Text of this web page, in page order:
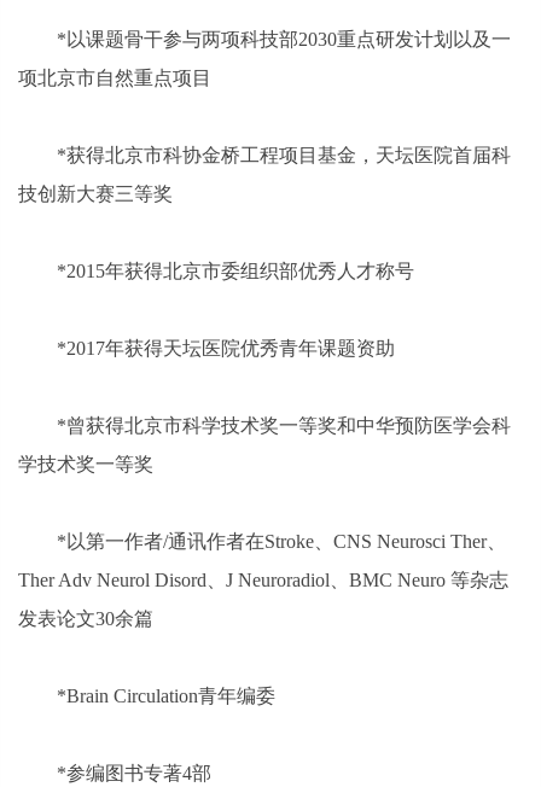
* 以课题骨干参与两项科技部2030重点研发计划以及一
项北京市自然重点项目
*获得北京市科协金桥工程项目基金，天坛医院首届科
技创新大赛三等奖
*2015年获得北京市委组织部优秀人才称号
*2017年获得天坛医院优秀青年课题资助
*曾获得北京市科学技术奖一等奖和中华预防医学会科
学技术奖一等奖
* 以第一作者/通讯作者在Stroke、CNS Neurosci Ther、
Ther Adv Neurol Disord、J Neuroradiol、BMC Neuro 等杂志
发表论文30余篇
*Brain Circulation青年编委
*参编图书专著4部